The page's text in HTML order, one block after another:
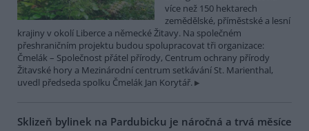
více než 150 hektarech
zemědělské, příměstské a lesní
krajiny v okolí Liberce a německé Žitavy. Na společném
přeshraničním projektu budou spolupracovat tři organizace:
Čmelák – Společnost přátel přírody, Centrum ochrany přírody
Žitavské hory a Mezinárodní centrum setkávání St. Marienthal,
uvedl předseda spolku Čmelák Jan Korytář.
Sklizeň bylinek na Pardubicku je náročná a trvá měsíce